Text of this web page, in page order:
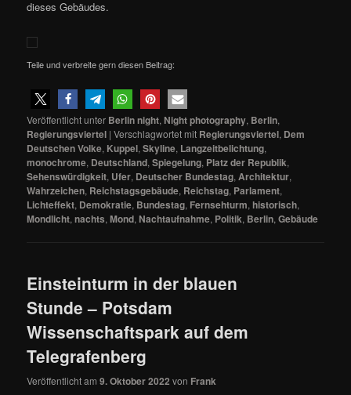
dieses Gebäudes.
Teile und verbreite gern diesen Beitrag:
Veröffentlicht unter Berlin night, Night photography, Berlin,
Regierungsviertel |Verschlagwortet mit Regierungsviertel, Dem
Deutschen Volke, Kuppel,Skyline, Langzeitbelichtung,
monochrome, Deutschland,Spiegelung, Platz der Republik,
Sehenswürdigkeit, Ufer, Deutscher Bundestag, Architektur,
Wahrzeichen, Reichstagsgebäude, Reichstag, Parlament,
Lichteffekt, Demokratie, Bundestag, Fernsehturm,historisch,
Mondlicht,nachts,Mond, Nachtaufnahme, Politik, Berlin,Gebäude
Einsteinturm in der blauen
Stunde – Potsdam
Wissenschaftspark auf dem
Telegrafenberg
Veröffentlicht am9. Oktober 2022 von Frank